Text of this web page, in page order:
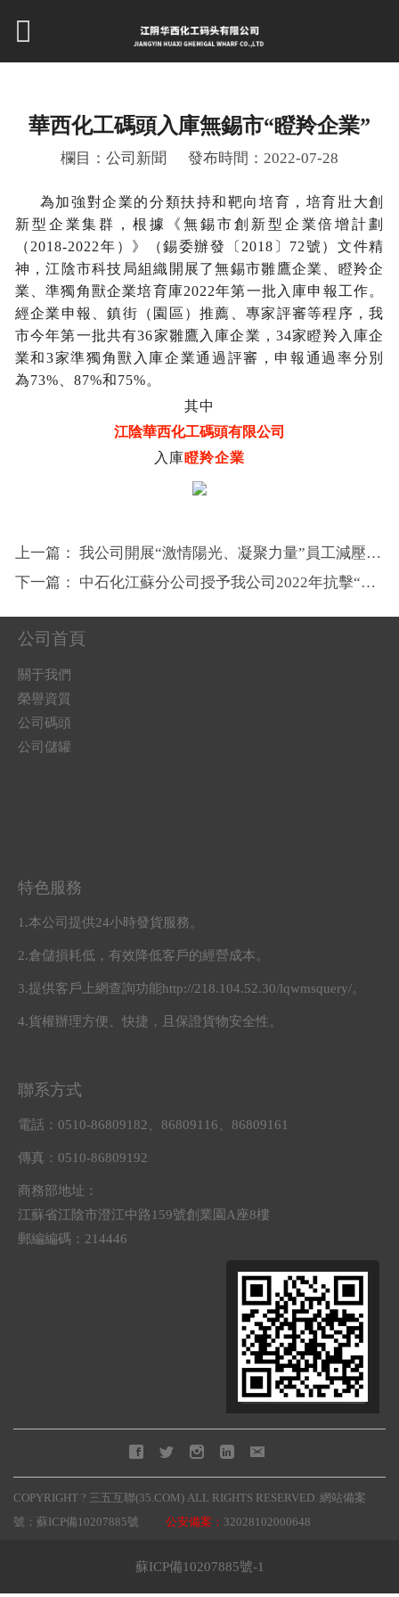
華西化工碼頭入庫無錫市“瞪羚企業”
欄目：公司新聞 發布時間：2022-07-28
為加強對企業的分類扶持和靶向培育，培育壯大創
新型企業集群，根據《無錫市創新型企業倍增計劃
（ 2018-2022年）》（錫委辦發〔2018〕72號）文件精
神，江陰市科技局組織開展了無錫市雛鷹企業、瞪羚企
業、準獨角獸企業培育庫2022年第一批入庫申報工作。
經企業申報、鎮街（園區）推薦、專家評審等程序，我
市今年第一批共有36家雛鷹入庫企業，34家瞪羚入庫企
業和3家準獨角獸入庫企業通過評審，申報通過率分別
為73%、87%和75%。
其中
江陰華西化工碼頭有限公司
入庫瞪羚企業
上一篇： 我公司開展“激情陽光、凝聚力量”員工減壓專項培訓活動
下一篇： 中石化江蘇分公司授予我公司2022年抗擊“上海疫情”突出貢獻獎
公司首頁
關于我們
榮譽資質
公司碼頭
公司儲罐
特色服務
1.本公司提供24小時發貨服務。
2.倉儲損耗低，有效降低客戶的經營成本。
3.提供客戶上網查詢功能http://218.104.52.30/lqwmsquery/。
4.貨權辦理方便、快捷，且保證貨物安全性。
聯系方式
電話：0510-86809182、86809116、86809161
傳真：0510-86809192
商務部地址：
江蘇省江陰市澄江中路159號創業園A座8樓
郵編編碼：214446
COPYRIGHT ? 三五互聯(35.COM) ALL RIGHTS RESERVED.網站備案
號：蘇ICP備10207885號
公安備案： 32028102000648
蘇ICP備10207885號-1